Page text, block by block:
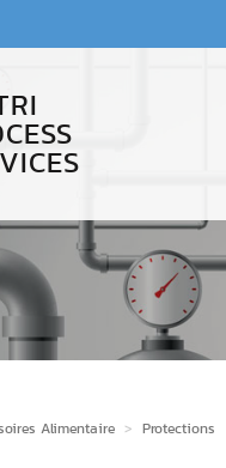
Alimentaire > Protections